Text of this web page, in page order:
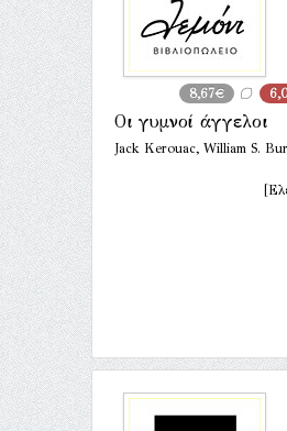
8,67€
Οι γυμνοί άγγελοι
Jack Kerouac, William S.